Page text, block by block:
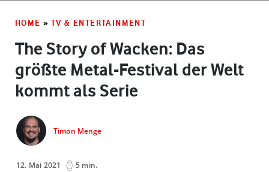
HOME » TV & ENTERTAINMENT
The Story of Wacken: Das
größte Metal-Festival der Welt
kommt als Serie
Timon Menge
12. Mai 2021 5 min.